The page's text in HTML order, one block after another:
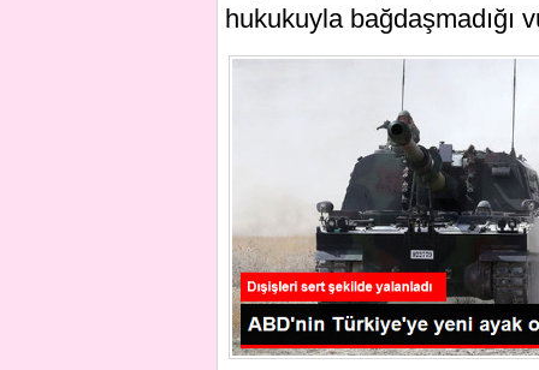
hukukuyla bağdaşmadığı